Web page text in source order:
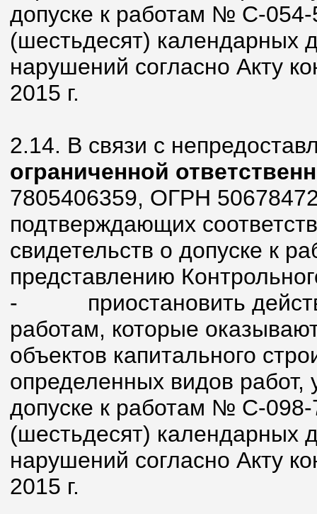
допуске к работам № С-
(шестьдесят) календарных
нарушений согласно Акту
2015 г.
2.14. В связи с
ограниченной
7805406359, ОГРН
подтверждающих
свидетельств о допуске к
представлению
-
приостановить
работам, которые
объектов капитального
определенных видов работ,
допуске к работам № С-
(шестьдесят) календарных
нарушений согласно Акту
2015 г.